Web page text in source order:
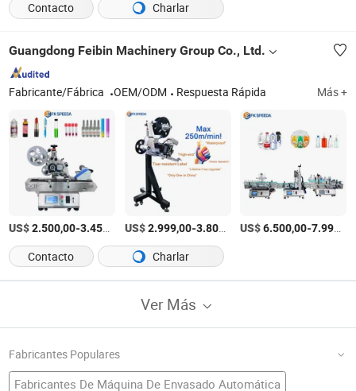
Contacto Charlar
Guangdong Feibin Machinery Group Co., Ltd.
Fabricante/Fábrica OEM/ODM Respuesta Rápida Más +
US$2.500,00-3.450,00 /Pieza
US$2.999,00-3.800,00 /Pieza
US$6.500,00-7.998,00
Contacto
Charlar
Ver Más
Fabricantes Populares
Fabricantes De Máquina De Envasado Automática